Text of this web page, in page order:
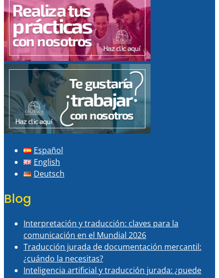
Español
English
Deutsch
Blog
Interpretación y traducción: claves para la
comunicación en el Mundial 2026
Traducción jurada de documentación mercantil:
¿cuándo la necesitas?
Inteligencia artificial y traducción jurada: ¿puede